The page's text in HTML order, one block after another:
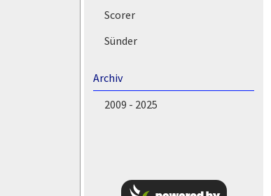
Scorer
Sünder
Archiv
2009 - 2025